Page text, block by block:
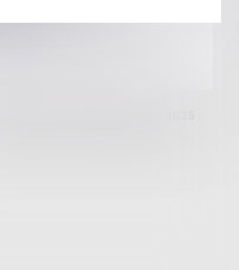
Buffon, 75014 PARIS